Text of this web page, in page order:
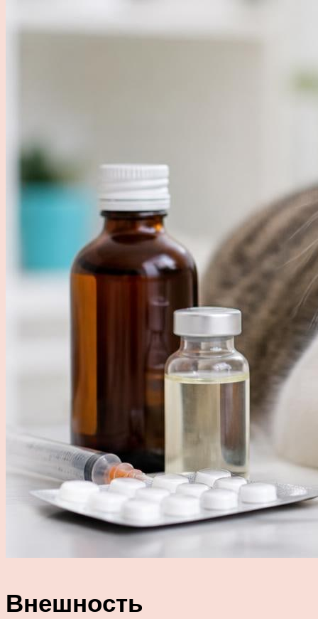
Внешность